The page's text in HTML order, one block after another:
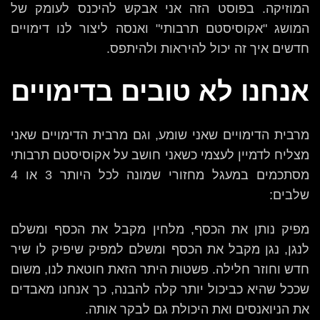
המוזיקה. בפוסט הזה אני אבקש להיכנס לעומק של
המושג "אקוסיסטם תרבותי" ואנסה ליצור לנו דימויים
חדשים איך זה יכול להיראות ולהיתפס.
אנחנו לא טובים בדימויים
מרבית הדימויים שאני שומע, וגם מרבית הדימויים שאני
מצליח לדמיין לעצמי כשאני חושב על אקוסיסטם תרבותי
מסתכמים במעגל מחזורי שמונה לכל היותר 3 או 4
שלבים:
מפיק נותן את הכסף, מלחין מקבל את הכסף ומשלם
לנגן, נגן מקבל את הכסף ומשלם למפיק שיפיק לו שיר
חדש וחוזר חלילה. פשטות היתר הזאת חוטאת לנו, משום
שככל שהיא כביכול יותר קלה להבנה, כך אנחנו מאבדים
את הניואנסים ואת היכולת גם לבקר אותה.